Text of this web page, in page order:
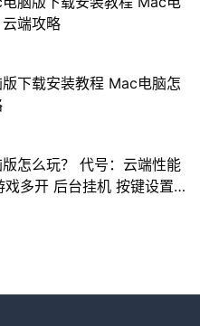
端攻略
下载安装教程 Mac电脑怎
怎么玩？ 代号：云端性能
多开 后台挂机 按键设置